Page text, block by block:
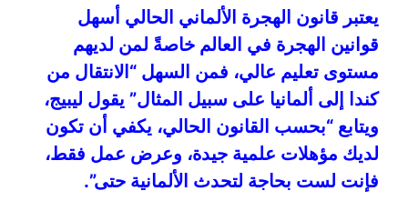
يعتبر قانون الهجرة الألماني الحالي أسهل
قوانين الهجرة في العالم خاصةً لمن لديهم
مستوى تعليم عالي، فمن السهل “الانتقال من
كندا إلى ألمانيا على سبيل المثال” يقول ليبيج،
ويتابع “بحسب القانون الحالي، يكفي أن تكون
لديك مؤهلات علمية جيدة، وعرض عمل فقط،
فإنت لست بحاجة لتحدث الألمانية حتى”.